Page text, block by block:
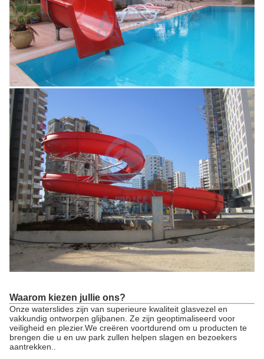
Waarom kiezen jullie ons?
Onze waterslides zijn van superieure kwaliteit glasvezel en
vakkundig ontworpen glijbanen. Ze zijn geoptimaliseerd voor
veiligheid en plezier.We creëren voortdurend om u producten te
brengen die u en uw park zullen helpen slagen en bezoekers
aantrekken..